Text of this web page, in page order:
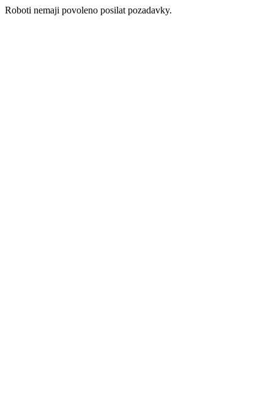
Roboti nemaji povoleno posilat pozadavky.